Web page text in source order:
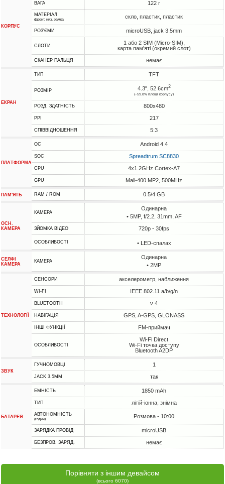
КОРПУС
ВАГА 122 г
МАТЕРІАЛ
фронт, низ, рамка скло, пластик, пластик
РОЗ'ЄМИ microUSB, jack 3.5mm
СЛОТИ
1 або 2 SIM (Micro-SIM),
карта пам'яті (окремий слот)
СКАНЕР ПАЛЬЦЯ немає
ЕКРАН
ТИП TFT
РОЗМІР 4.3", 52.6cm2
(~59.8% площі корпусу)
РОЗД. ЗДАТНІСТЬ 800x480
PPI 217
СПІВВІДНОШЕННЯ 5:3
ПЛАТФОРМА
ОС Android 4.4
SOC Spreadtrum SC8830
CPU 4x1.2GHz Cortex-A7
GPU Mali-400 MP2, 500MHz
ПАМ'ЯТЬ RAM / ROM 0.5/4 GB
ОСН.
КАМЕРА
КАМЕРА
Одинарна
• 5MP, f/2.2, 31mm, AF
ЗЙОМКА ВІДЕО 720p - 30fps
ОСОБЛИВОСТІ • LED-спалах
СЕЛФІ
КАМЕРА
КАМЕРА
Одинарна
• 2MP
ТЕХНОЛОГІЇ
СЕНСОРИ акселерометр, наближення
WI-FI IEEE 802.11 a/b/g/n
BLUETOOTH v 4
НАВІГАЦІЯ GPS, A-GPS, GLONASS
ІНШІ ФУНКЦІЇ FM-приймач
ОСОБЛИВОСТІ
Wi-Fi Direct
Wi-Fi точка доступу
Bluetooth A2DP
ЗВУК
ГУЧНОМОВЦІ 1
JACK 3.5MM так
БАТАРЕЯ
ЕМНІСТЬ 1850 mAh
ТИП літій-іонна, знімна
АВТОНОМНІСТЬ
(годин) Розмова - 10:00
ЗАРЯДКА ПРОВІД microUSB
БЕЗПРОВ. ЗАРЯД. немає
Порівняти з іншим девайсом
(всього 6070)